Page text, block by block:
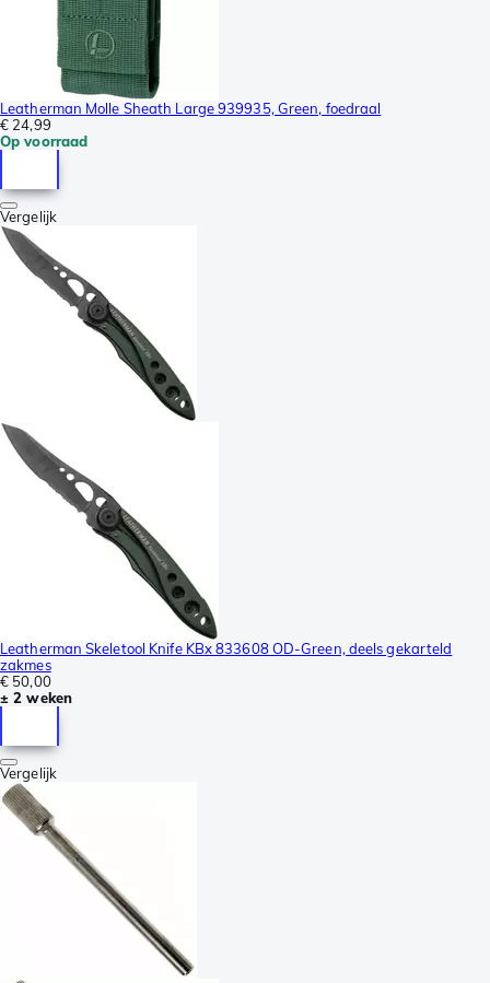
Leatherman Molle Sheath Large 939935, Green, foedraal
€ 24,99
Op voorraad
Vergelijk
Leatherman Skeletool Knife KBx 833608 OD-Green, deels gekarteld
zakmes
€ 50,00
± 2 weken
Vergelijk